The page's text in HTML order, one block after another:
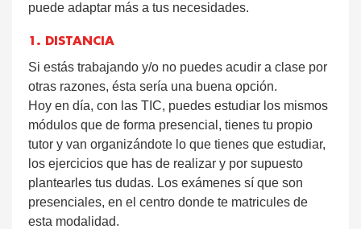
puede adaptar más a tus necesidades.
1. DISTANCIA
Si estás trabajando y/o no puedes acudir a clase por
otras razones, ésta sería una buena opción.
Hoy en día, con las TIC, puedes estudiar los mismos
módulos que de forma presencial, tienes tu propio
tutor y van organizándote lo que tienes que estudiar,
los ejercicios que has de realizar y por supuesto
plantearles tus dudas. Los exámenes sí que son
presenciales, en el centro donde te matricules de
esta modalidad.